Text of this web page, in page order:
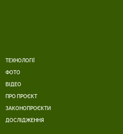
ТЕХНОЛОГІЇ
ФОТО
ВІДЕО
ПРО ПРОЄКТ
ЗАКОНОПРОЄКТИ
ДОСЛІДЖЕННЯ